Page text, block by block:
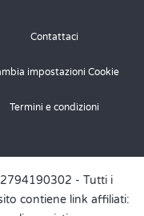
Rispondi
Contattaci
impostazioni Cookie
Termini e condizioni
- Tutti i
contiene link affiliati: